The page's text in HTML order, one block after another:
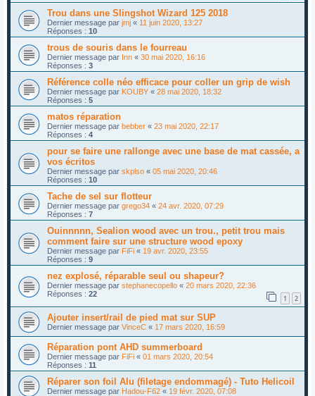
Trou dans une Slingshot Wizard 125 2018
Dernier message par jmj « 11 juin 2020, 13:27
Réponses : 10
trous de souris dans le fourreau
Dernier message par Inn « 30 mai 2020, 16:16
Réponses : 3
Référence colle néo efficace pour coller un grip de wish
Dernier message par KOUBY « 28 mai 2020, 18:32
Réponses : 5
matos réparation
Dernier message par bebber « 23 mai 2020, 22:17
Réponses : 4
pour se faire une rallonge avec une base de mat cassée, a
vos écritos
Dernier message par skplso « 05 mai 2020, 20:46
Réponses : 10
Tache de sel sur flotteur
Dernier message par grego34 « 24 avr. 2020, 07:29
Réponses : 7
Ouinnnnn, Sealion wood avec un trou., petit trou mais
comment faire sur une structure wood epoxy
Dernier message par FiFi « 19 avr. 2020, 23:55
Réponses : 9
nez explosé, réparable seul ou shapeur?
Dernier message par stephanecopello « 20 mars 2020, 22:36
Réponses : 22 1 2
Ajouter insert/rail de pied mat sur SUP
Dernier message par VinceC « 17 mars 2020, 16:59
Réparation pont AHD summerboard
Dernier message par FiFi « 01 mars 2020, 20:54
Réponses : 11
Réparer son foil Alu (filetage endommagé) - Tuto Helicoil
Dernier message par Hadou-F62 « 19 févr. 2020, 07:08